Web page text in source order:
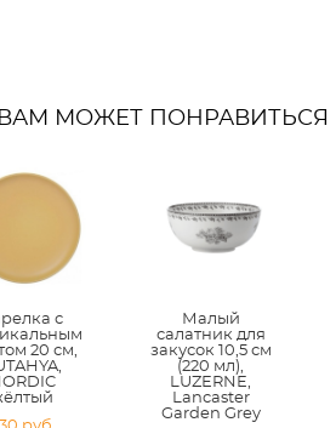
ВАМ МОЖЕТ ПОНРАВИТЬСЯ
с
20 см,
Малый
салатник для
закусок 10,5 см
(220 мл),
LUZERNE,
Lancaster
Garden Grey